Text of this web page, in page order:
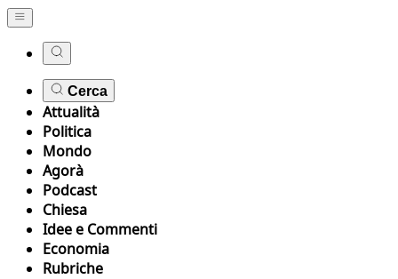
Cerca
Attualità
Politica
Mondo
Agorà
Podcast
Chiesa
Idee e Commenti
Economia
Rubriche